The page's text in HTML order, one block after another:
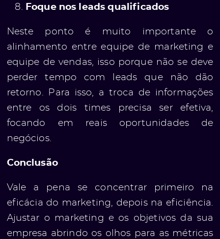
Foque nos leads qualificados
Neste ponto é muito importante o
alinhamento entre equipe de marketing e
equipe de vendas, isso porque não se deve
perder tempo com leads que não dão
retorno. Para isso, a troca de informações
entre os dois times precisa ser efetiva,
focando em reais oportunidades de
negócios.
Conclusão
Vale a pena se concentrar primeiro na
eficácia do marketing, depois na eficiência.
Ajustar o marketing e os objetivos da sua
empresa abrindo os olhos para as métricas